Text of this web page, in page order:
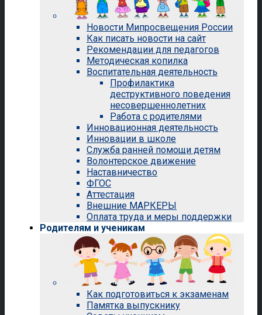
Новости Мипросвещения России
Как писать новости на сайт
Рекомендации для педагогов
Методическая копилка
Воспитательная деятельность
Профилактика
деструктивного поведения
несовершеннолетних
Работа с родителями
Инновационная деятельность
Инновации в школе
Служба ранней помощи детям
Волонтерское движение
Наставничество
ФГОС
Аттестация
Внешние МАРКЕРЫ
Оплата труда и меры поддержки
Родителям и ученикам
Как подготовиться к экзаменам
Памятка выпускнику